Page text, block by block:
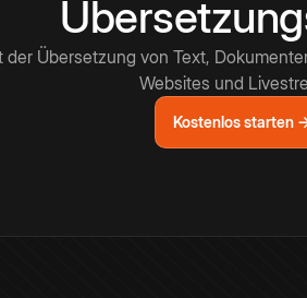
der Übersetzung von Text,
Websites und
Kostenlos starten